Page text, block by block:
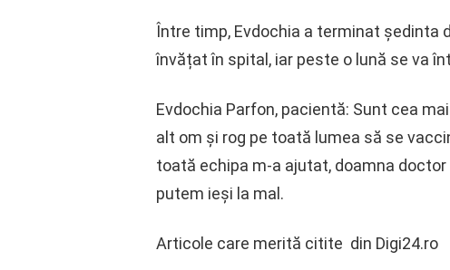
Între timp, Evdochia a terminat ședinta
învățat în spital, iar peste o lună se va
Evdochia Parfon, pacientă: Sunt cea
alt om și rog pe toată lumea să se
toată echipa m-a ajutat, doamna
putem ieși la mal.
Articole care merită citite din Digi24.ro